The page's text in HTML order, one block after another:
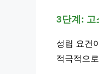
3단계: 고
성립 요건
적극적으